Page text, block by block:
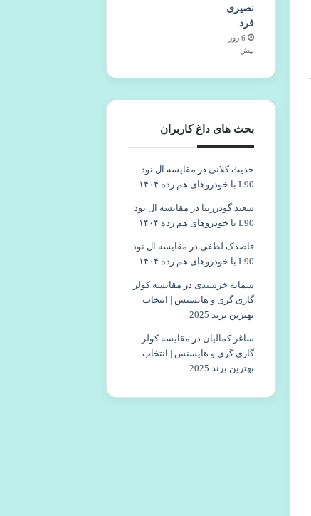
نصیری
فرد
6 روز
پیش
بحث های داغ کاربران
حدیث کلانی در مقایسه ال نود
L90 با خودروهای هم رده ۱۴۰۴
سعید گودرزنیا در مقایسه ال نود
L90 با خودروهای هم رده ۱۴۰۴
قاصدک لطفی در مقایسه ال نود
L90 با خودروهای هم رده ۱۴۰۴
سمانه خرسندیدر مقایسه کولر
گازی گری و هایسنس | انتخاب
بهترین برند 2025
ساغر کمالیان در مقایسه کولر
گازی گری و هایسنس | انتخاب
بهترین برند 2025